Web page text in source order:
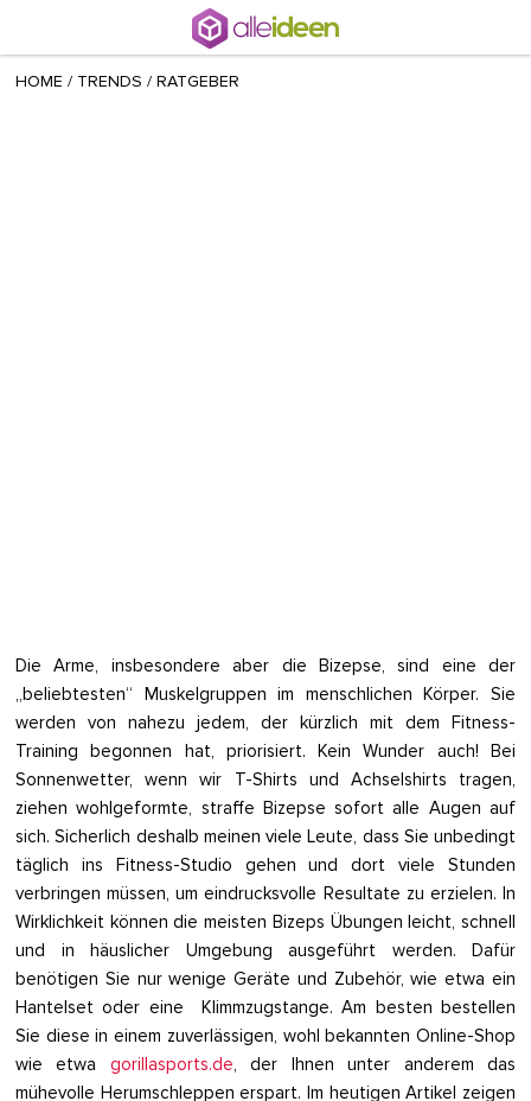
HOME / TRENDS / RATGEBER
Die Arme, insbesondere aber die Bizepse, sind eine der
„beliebtesten“ Muskelgruppen im menschlichen Körper. Sie
werden von nahezu jedem, der kürzlich mit dem Fitness-
Training begonnen hat, priorisiert. Kein Wunder auch! Bei
Sonnenwetter, wenn wir T-Shirts und Achselshirts tragen,
ziehen wohlgeformte, straffe Bizepse sofort alle Augen auf
sich. Sicherlich deshalb meinen viele Leute, dass Sie unbedingt
täglich ins Fitness-Studio gehen und dort viele Stunden
verbringen müssen, um eindrucksvolle Resultate zu erzielen. In
Wirklichkeit können die meisten Bizeps Übungen leicht, schnell
und in häuslicher Umgebung ausgeführt werden. Dafür
benötigen Sie nur wenige Geräte und Zubehör, wie etwa ein
Hantelset oder eine Klimmzugstange. Am besten bestellen
Sie diese in einem zuverlässigen, wohl bekannten Online-Shop
wie etwa gorillasports.de, der Ihnen unter anderem das
mühevolle Herumschleppen erspart. Im heutigen Artikel zeigen